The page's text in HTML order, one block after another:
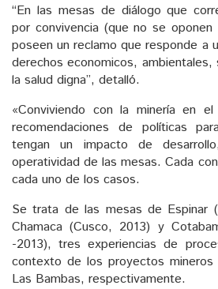
“En las mesas de diálogo que
por convivencia (que no se oponen
poseen un reclamo que responde a
derechos economicos,
la salud digna”, detalló.
«Conviviendo con la minería en
recomendaciones de políticas
tengan un impacto de
operatividad de las mesas. Cada
cada uno de los casos.
Se trata de las mesas de Espinar
Chamaca (Cusco, 2013) y
-2013), tres experiencias de
contexto de los proyectos mineros
Las Bambas, respectivamente.